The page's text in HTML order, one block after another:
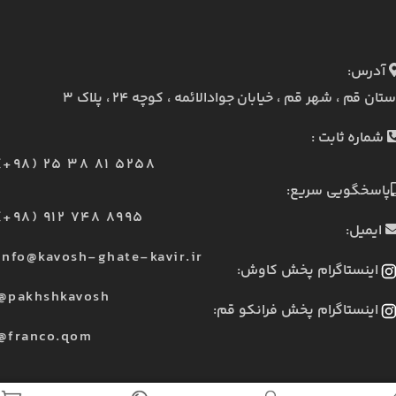
آدرس:
قم ، شهر قم ، خیابان جوادالائمه ، کوچه ۲۴ ، پلاک ۳
شماره ثابت :
25 38 81 5258
پاسخگویی سریع:
912 748 8995
ایمیل:
ghate-kavir.ir
اینستاگرام پخش کاوش:
اینستاگرام پخش فرانکو قم: